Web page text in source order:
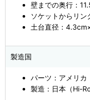
壁までの奥行：
ソケットからリ
土台直径：
製造国
パーツ：アメリカ
製造：日本（Hi-